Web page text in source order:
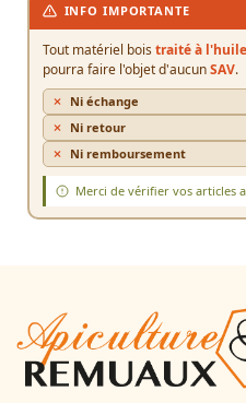
INFO IMPORTANTE
Tout matériel bois traité à
pourra faire l'objet d'aucunSAV.
Ni échange
Ni retour
Ni remboursement
Merci de vérifier vos articles